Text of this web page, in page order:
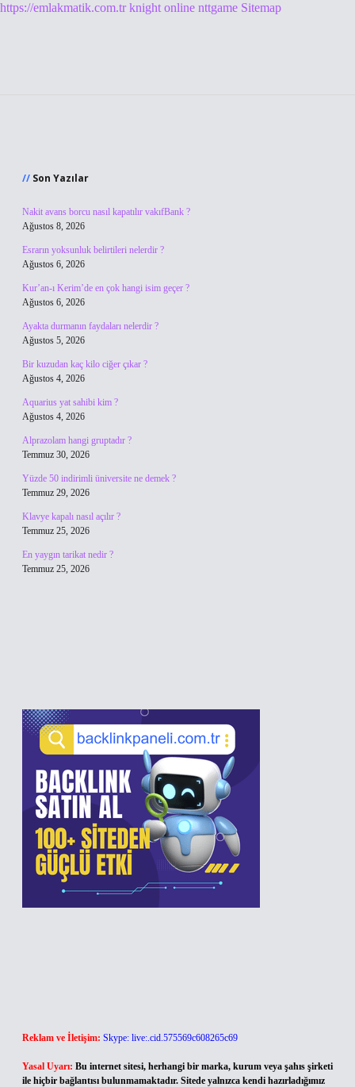
https://emlakmatik.com.tr knight online nttgame Sitemap
Son Yazılar
Nakit avans borcu nasıl kapatılır vakıfBank ?
Ağustos 8, 2026
Esrarın yoksunluk belirtileri nelerdir ?
Ağustos 6, 2026
Kur’an-ı Kerim’de en çok hangi isim geçer ?
Ağustos 6, 2026
Ayakta durmanın faydaları nelerdir ?
Ağustos 5, 2026
Bir kuzudan kaç kilo ciğer çıkar ?
Ağustos 4, 2026
Aquarius yat sahibi kim ?
Ağustos 4, 2026
Alprazolam hangi gruptadır ?
Temmuz 30, 2026
Yüzde 50 indirimli üniversite ne demek ?
Temmuz 29, 2026
Klavye kapalı nasıl açılır ?
Temmuz 25, 2026
En yaygın tarikat nedir ?
Temmuz 25, 2026
Reklam ve İletişim: Skype: live:.cid.575569c608265c69
Yasal Uyarı: Bu internet sitesi, herhangi bir marka, kurum veya şahıs şirketi
ile hiçbir bağlantısı bulunmamaktadır. Sitede yalnızca kendi hazırladığımız